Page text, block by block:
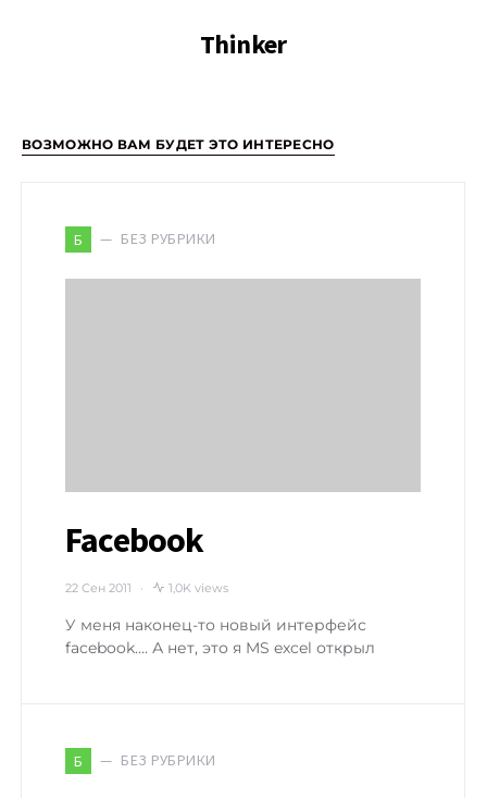
Thinker
ВОЗМОЖНО ВАМ БУДЕТ ЭТО ИНТЕРЕСНО
Б БЕЗ РУБРИКИ
Facebook
22 Сен 2011 1,0K views
У меня наконец-то новый интерфейс
facebook…. А нет, это я MS excel открыл
Б БЕЗ РУБРИКИ